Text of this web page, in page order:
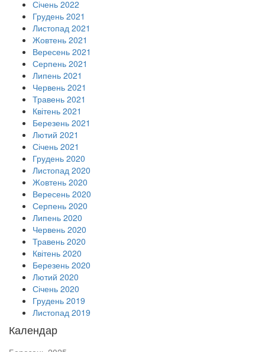
Січень 2022
Грудень 2021
Листопад 2021
Жовтень 2021
Вересень 2021
Серпень 2021
Липень 2021
Червень 2021
Травень 2021
Квітень 2021
Березень 2021
Лютий 2021
Січень 2021
Грудень 2020
Листопад 2020
Жовтень 2020
Вересень 2020
Серпень 2020
Липень 2020
Червень 2020
Травень 2020
Квітень 2020
Березень 2020
Лютий 2020
Січень 2020
Грудень 2019
Листопад 2019
Календар